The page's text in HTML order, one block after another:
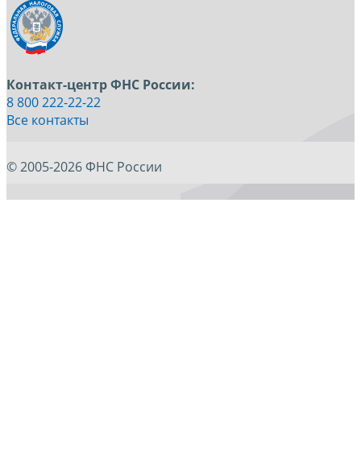
Контакт-центр ФНС России:
8 800 222-22-22
Все контакты
© 2005-2026 ФНС России